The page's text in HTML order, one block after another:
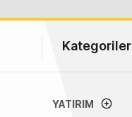
Kategoriler
YATIRIM